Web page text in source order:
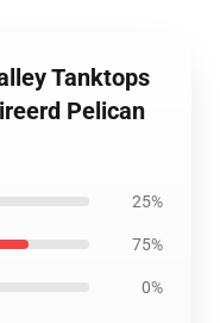
Tanktops
Pelican
25%
75%
0%